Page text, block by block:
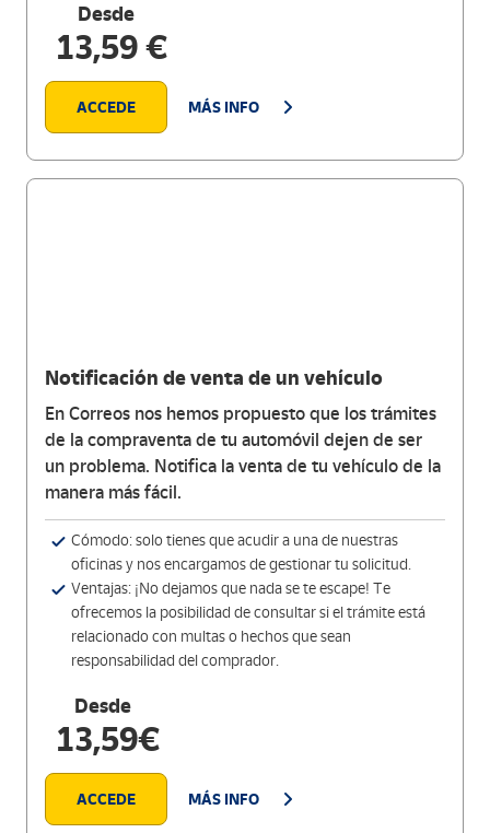
Desde
13,59 €
ACCEDE MÁS INFO
Notificación de venta de un vehículo
En Correos nos hemos propuesto que los trámites
de la compraventa de tu automóvil dejen de ser
un problema. Notifica la venta de tu vehículo de la
manera más fácil.
Cómodo: solo tienes que acudir a una de nuestras
oficinas y nos encargamos de gestionar tu solicitud.
Ventajas: ¡No dejamos que nada se te escape! Te
ofrecemos la posibilidad de consultar si el trámite está
relacionado con multas o hechos que sean
responsabilidad del comprador.
Desde
13,59€
ACCEDE MÁS INFO